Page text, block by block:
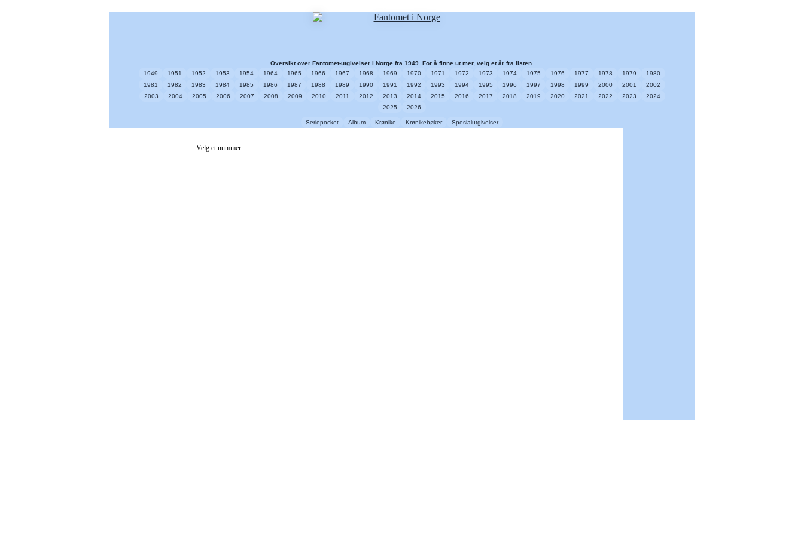
Oversikt over Fantomet-utgivelser i Norge fra 1949. For å finne ut mer, velg et år fra listen.
1949
1951 1952 1953 1954 1964 1965 1966 1967 1968 1969 1970 1971 1972 1973 1974 1975 1976 1977 1978 1979
1980
1981
1982 1983 1984 1985 1986 1987 1988 1989 1990 1991 1992 1993 1994 1995 1996 1997 1998 1999 2000 2001
2002
2003
2004 2005 2006 2007 2008 2009 2010 2011 2012 2013 2014 2015 2016 2017 2018 2019 2020 2021 2022 2023
2024
2025
2026
Seriepocket Album Krønike Krønikebøker Spesialutgivelser
Velg et nummer.